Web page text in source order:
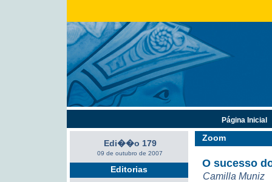
Zoom
O sucesso
Camilla Muniz
Edi��o 179
09 de outubro de 2007
Editorias
Página Inicial